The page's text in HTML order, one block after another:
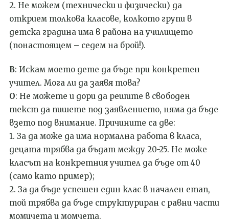
2. Не можем (технически и физически) да
открием толкова класове, колкото групи в
детска градина има в района на училището
(понастоящем – седем на брой!).
В: Искам моето дете да бъде при конкретен
учител. Мога ли да заявя това?
О: Не можете и дори да решите в свободен
текст да пишете под заявлението, няма да бъде
взето под внимание. Причините са две:
1. За да може да има нормална работа в класа,
децата трябва да бъдат между 20-25. Не може
класът на конкретния учител да бъде от 40
(само като пример);
2. За да бъде успешен един клас в начален етап,
той трябва да бъде структуриран с равни части
момичета и момчета.